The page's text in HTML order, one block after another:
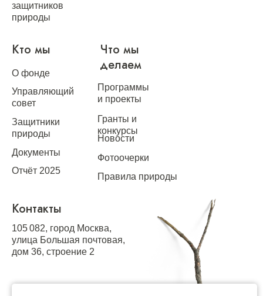
защитников
природы
Кто мы
О фонде
Управляющий
совет
Программы
и проекты
Гранты и
конкурсы
Что мы
делаем
Защитники
природы
Документы
Отчёт 2025
Новости
Фотоочерки
Правила природы
Контакты
105 082, город Москва,
улица Большая почтовая,
дом 36, строение 2